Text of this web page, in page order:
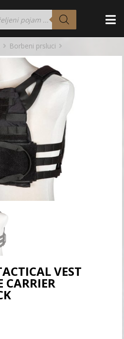
Borbeni prsluci
VEST
CARRIER